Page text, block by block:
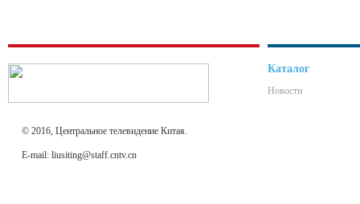
© 2016, Центральное телевидение Китая.
E-mail: liusiting@staff.cntv.cn
Каталог
Новости